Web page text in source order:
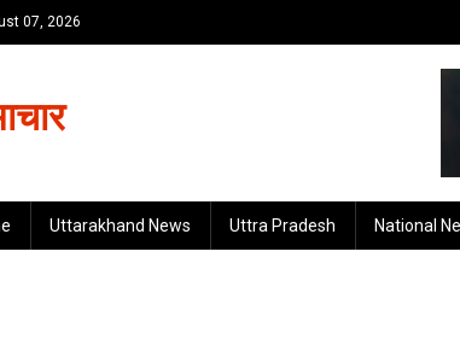
07, 2026
Uttarakhand News Uttra Pradesh National